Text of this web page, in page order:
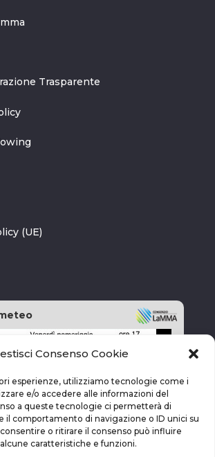
Consenso Cookie
esperienze, utilizziamo tecnologie come i
e/o accedere alle informazioni del
a queste tecnologie ci permetterà di
il comportamento di navigazione o ID unici su
o ritirare il consenso può influire
caratteristiche e funzioni.
Trasparente
(UE)